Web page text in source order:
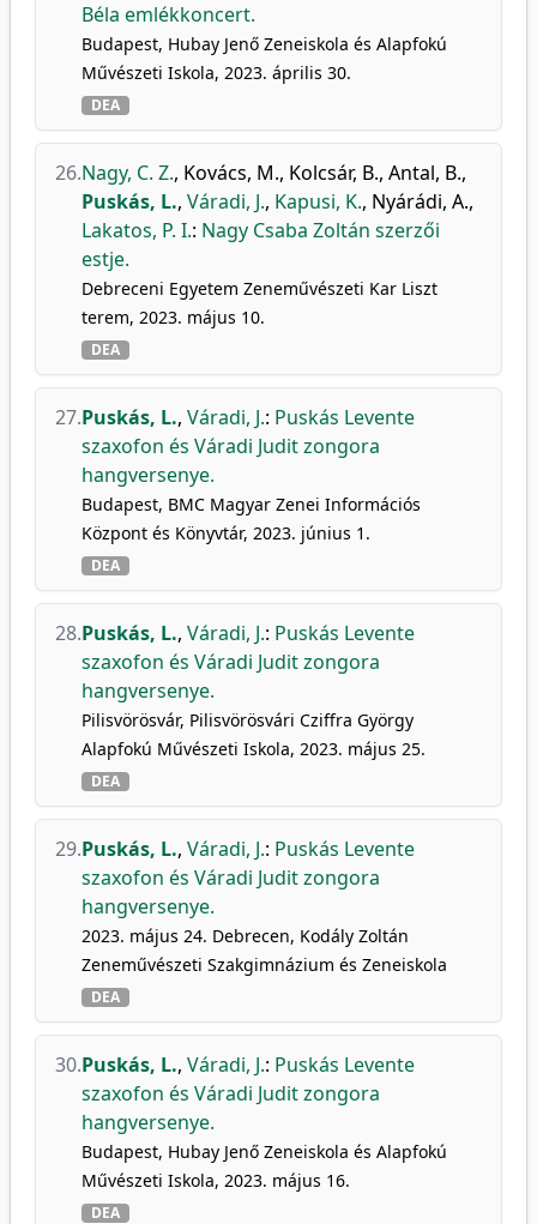
Béla emlékkoncert.
Budapest, Hubay Jenő Zeneiskola és Alapfokú
Művészeti Iskola, 2023. április 30.
DEA
26.Nagy, C. Z., Kovács, M., Kolcsár, B., Antal, B.,
Puskás, L., Váradi, J., Kapusi, K., Nyárádi, A.,
Lakatos, P. I.: Nagy Csaba Zoltán szerzői
estje.
Debreceni Egyetem Zeneművészeti Kar Liszt
terem, 2023. május 10.
DEA
27.Puskás, L., Váradi, J.: Puskás Levente
szaxofon és Váradi Judit zongora
hangversenye.
Budapest, BMC Magyar Zenei Információs
Központ és Könyvtár, 2023. június 1.
DEA
28.Puskás, L., Váradi, J.: Puskás Levente
szaxofon és Váradi Judit zongora
hangversenye.
Pilisvörösvár, Pilisvörösvári Cziffra György
Alapfokú Művészeti Iskola, 2023. május 25.
DEA
29.Puskás, L., Váradi, J.: Puskás Levente
szaxofon és Váradi Judit zongora
hangversenye.
2023. május 24. Debrecen, Kodály Zoltán
Zeneművészeti Szakgimnázium és Zeneiskola
DEA
30.Puskás, L., Váradi, J.: Puskás Levente
szaxofon és Váradi Judit zongora
hangversenye.
Budapest, Hubay Jenő Zeneiskola és Alapfokú
Művészeti Iskola, 2023. május 16.
DEA